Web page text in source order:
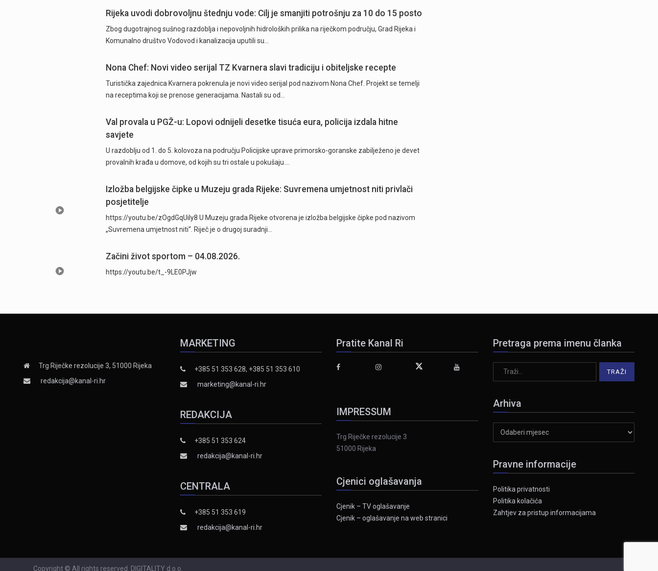
Rijeka uvodi dobrovoljnu štednju vode: Cilj je smanjiti potrošnju za 10 do 15 posto
Zbog dugotrajnog sušnog razdoblja i nepovoljnih hidroloških prilika na riječkom području, Grad Rijeka i
Komunalno društvo Vodovod i kanalizacija uputili su…
Nona Chef: Novi video serijal TZ Kvarnera slavi tradiciju i obiteljske recepte
Turistička zajednica Kvarnera pokrenula je novi video serijal pod nazivom Nona Chef. Projekt se temelji
na receptima koji se prenose generacijama. Nastali su od…
Val provala u PGŽ-u: Lopovi odnijeli desetke tisuća eura, policija izdala hitne
savjete
U razdoblju od 1. do 5. kolovoza na području Policijske uprave primorsko-goranske zabilježeno je devet
provalnih krađa u domove, od kojih su tri ostale u pokušaju.…
Izložba belgijske čipke u Muzeju grada Rijeke: Suvremena umjetnost niti privlači
posjetitelje
https://youtu.be/zOgdGqUily8 U Muzeju grada Rijeke otvorena je izložba belgijske čipke pod nazivom
„Suvremena umjetnost niti“. Riječ je o drugoj suradnji…
Začini život sportom – 04.08.2026.
https://youtu.be/t_-9LE0PJjw
Trg Riječke rezolucije 3, 51000 Rijeka
redakcija@kanal-ri.hr
MARKETING
+385 51 353 628, +385 51 353 610
marketing@kanal-ri.hr
REDAKCIJA
+385 51 353 624
redakcija@kanal-ri.hr
CENTRALA
+385 51 353 619
redakcija@kanal-ri.hr
Pratite Kanal Ri
IMPRESSUM
Trg Riječke rezolucije 3
51000 Rijeka
Cjenici oglašavanja
Cjenik – TV oglašavanje
Cjenik – oglašavanje na web stranici
Pretraga prema imenu članka
Arhiva
Pravne informacije
Politika privatnosti
Politika kolačića
Zahtjev za pristup informacijama
Copyright © All rights reserved. DIGITALITY d.o.o.